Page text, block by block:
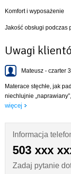
Komfort i wyposażenie
Jakość obsługi podczas
Uwagi
Mateusz - czarter
Materace stęchłe, jak
niechlujnie
więcej
Informacja
503 xxx
Zadaj pytanie